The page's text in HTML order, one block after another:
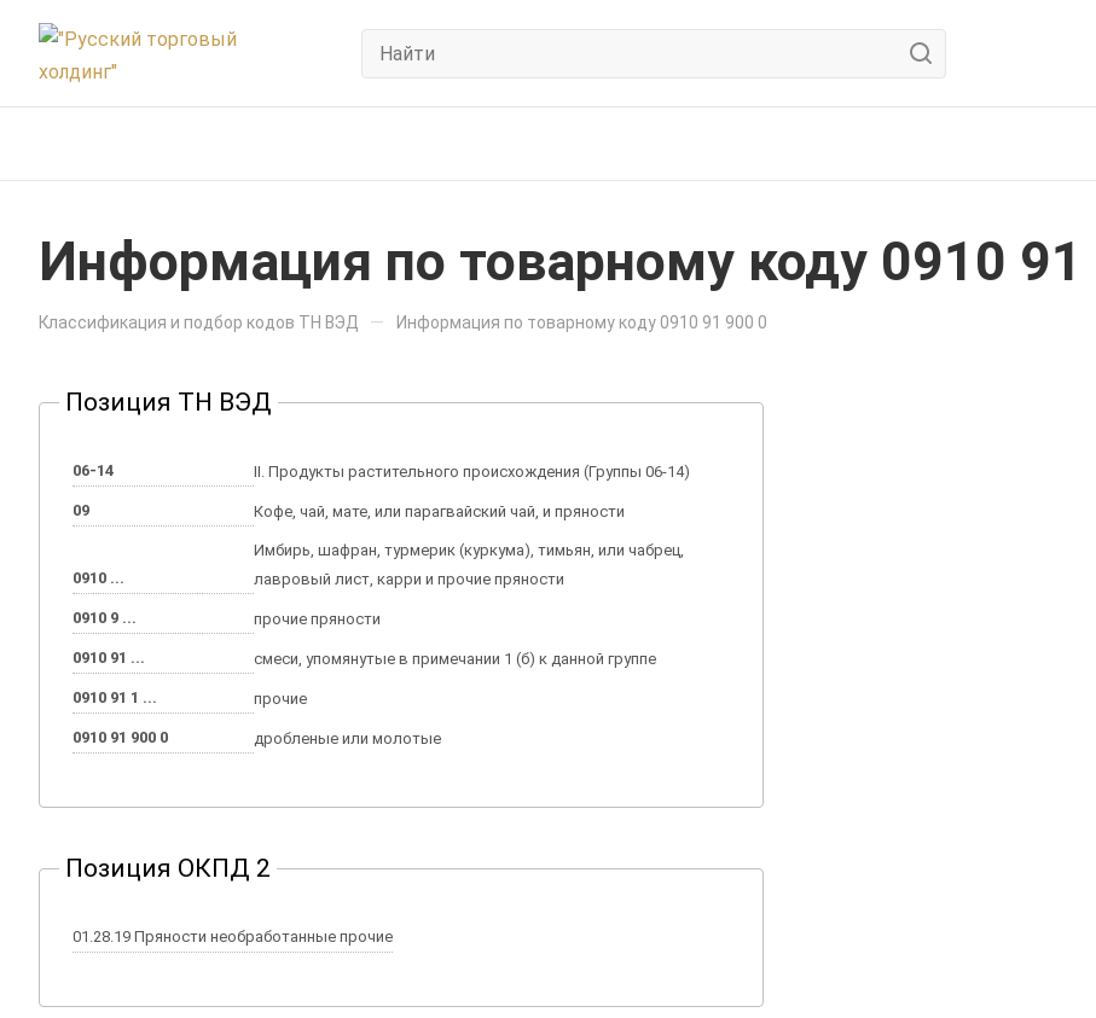
Информация по товарному коду 0910 91
Классификация и подбор кодов ТН ВЭД — Информация по товарному коду 0910 91 900 0
Позиция ТН ВЭД
06-14 II. Продукты растительного происхождения (Группы 06-14)
09 Кофе, чай, мате, или парагвайский чай, и пряности
0910 ...
Имбирь, шафран, турмерик (куркума), тимьян, или чабрец,
лавровый лист, карри и прочие пряности
0910 9 ... прочие пряности
0910 91 ... смеси, упомянутые в примечании 1 (б) к данной группе
0910 91 1 ... прочие
0910 91 900 0 дробленые или молотые
Позиция ОКПД 2
01.28.19 Пряности необработанные прочие